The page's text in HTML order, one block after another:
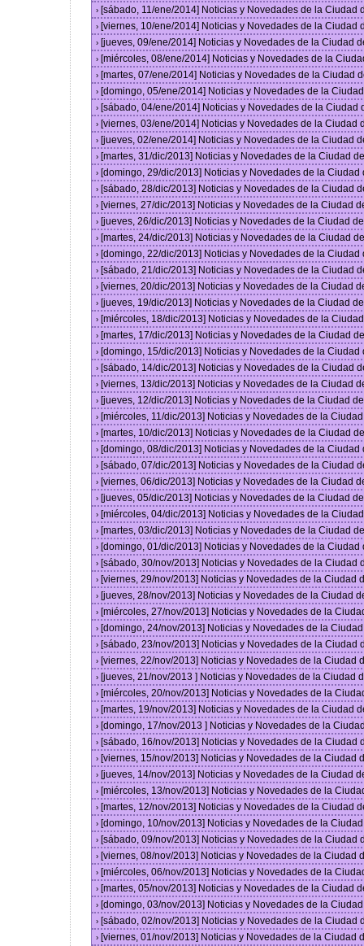
› [sábado, 11/ene/2014] Noticias y Novedades de la Ciudad
› [viernes, 10/ene/2014] Noticias y Novedades de la Ciudad
› [jueves, 09/ene/2014] Noticias y Novedades de la Ciudad
› [miércoles, 08/ene/2014] Noticias y Novedades de la
› [martes, 07/ene/2014] Noticias y Novedades de la Ciudad
› [domingo, 05/ene/2014] Noticias y Novedades de la
› [sábado, 04/ene/2014] Noticias y Novedades de la Ciudad
› [viernes, 03/ene/2014] Noticias y Novedades de la Ciudad
› [jueves, 02/ene/2014] Noticias y Novedades de la Ciudad
› [martes, 31/dic/2013] Noticias y Novedades de la Ciudad
› [domingo, 29/dic/2013] Noticias y Novedades de la
› [sábado, 28/dic/2013] Noticias y Novedades de la Ciudad
› [viernes, 27/dic/2013] Noticias y Novedades de la Ciudad
› [jueves, 26/dic/2013] Noticias y Novedades de la Ciudad
› [martes, 24/dic/2013] Noticias y Novedades de la Ciudad
› [domingo, 22/dic/2013] Noticias y Novedades de la
› [sábado, 21/dic/2013] Noticias y Novedades de la Ciudad
› [viernes, 20/dic/2013] Noticias y Novedades de la Ciudad
› [jueves, 19/dic/2013] Noticias y Novedades de la Ciudad
› [miércoles, 18/dic/2013] Noticias y Novedades de la
› [martes, 17/dic/2013] Noticias y Novedades de la Ciudad
› [domingo, 15/dic/2013] Noticias y Novedades de la
› [sábado, 14/dic/2013] Noticias y Novedades de la Ciudad
› [viernes, 13/dic/2013] Noticias y Novedades de la Ciudad
› [jueves, 12/dic/2013] Noticias y Novedades de la Ciudad
› [miércoles, 11/dic/2013] Noticias y Novedades de la
› [martes, 10/dic/2013] Noticias y Novedades de la Ciudad
› [domingo, 08/dic/2013] Noticias y Novedades de la
› [sábado, 07/dic/2013] Noticias y Novedades de la Ciudad
› [viernes, 06/dic/2013] Noticias y Novedades de la Ciudad
› [jueves, 05/dic/2013] Noticias y Novedades de la Ciudad
› [miércoles, 04/dic/2013] Noticias y Novedades de la
› [martes, 03/dic/2013] Noticias y Novedades de la Ciudad
› [domingo, 01/dic/2013] Noticias y Novedades de la
› [sábado, 30/nov/2013] Noticias y Novedades de la Ciudad
› [viernes, 29/nov/2013] Noticias y Novedades de la Ciudad
› [jueves, 28/nov/2013] Noticias y Novedades de la Ciudad
› [miércoles, 27/nov/2013] Noticias y Novedades de la
› [domingo, 24/nov/2013] Noticias y Novedades de la
› [sábado, 23/nov/2013] Noticias y Novedades de la Ciudad
› [viernes, 22/nov/2013] Noticias y Novedades de la Ciudad
› [jueves, 21/nov/2013 ] Noticias y Novedades de la Ciudad
› [miércoles, 20/nov/2013] Noticias y Novedades de la
› [martes, 19/nov/2013] Noticias y Novedades de la Ciudad
› [domingo, 17/nov/2013 ] Noticias y Novedades de la
› [sábado, 16/nov/2013] Noticias y Novedades de la Ciudad
› [viernes, 15/nov/2013] Noticias y Novedades de la Ciudad
› [jueves, 14/nov/2013] Noticias y Novedades de la Ciudad
› [miércoles, 13/nov/2013] Noticias y Novedades de la
› [martes, 12/nov/2013] Noticias y Novedades de la Ciudad
› [domingo, 10/nov/2013] Noticias y Novedades de la
› [sábado, 09/nov/2013] Noticias y Novedades de la Ciudad
› [viernes, 08/nov/2013] Noticias y Novedades de la Ciudad
› [miércoles, 06/nov/2013] Noticias y Novedades de la
› [martes, 05/nov/2013] Noticias y Novedades de la Ciudad
› [domingo, 03/nov/2013] Noticias y Novedades de la
› [sábado, 02/nov/2013] Noticias y Novedades de la Ciudad
› [viernes, 01/nov/2013] Noticias y Novedades de la Ciudad